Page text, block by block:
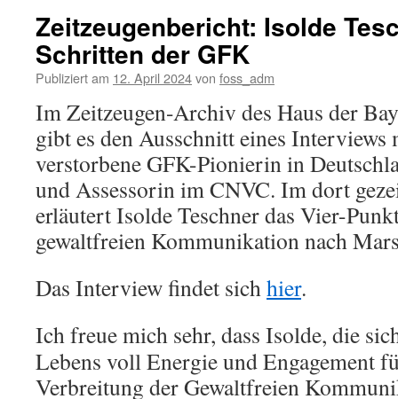
Zeitzeugenbericht: Isolde
Schritten der GFK
Publiziert am 12. April 2024von foss_adm
Im Zeitzeugen-Archiv des Haus der
gibt es den Ausschnitt eines Interviews
verstorbene GFK-Pionierin in
und Assessorin im CNVC. Im dort
erläutert Isolde Teschner das Vier-
gewaltfreien Kommunikation nach
Das Interview findet sichhier.
Ich freue mich sehr, dass Isolde, die
Lebens voll Energie und Engagement
Verbreitung der Gewaltfreien